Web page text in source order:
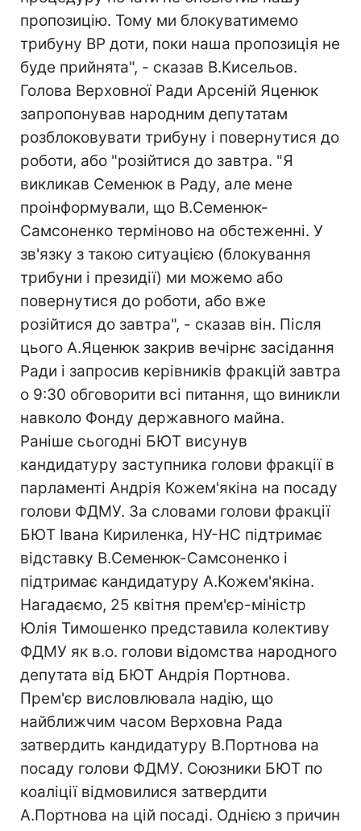
пропозицію. Тому ми блокуватимемо
трибуну ВР доти, поки наша пропозиція не
буде прийнята", - сказав В.Кисельов.
Голова Верховної Ради Арсеній Яценюк
запропонував народним депутатам
розблоковувати трибуну і повернутися до
роботи, або "розійтися до завтра. "Я
викликав Семенюк в Раду, але мене
проінформували, що В.Семенюк-
Самсоненко терміново на обстеженні. У
зв'язку з такою ситуацією (блокування
трибуни і президії) ми можемо або
повернутися до роботи, або вже
розійтися до завтра", - сказав він. Після
цього А.Яценюк закрив вечірнє засідання
Ради і запросив керівників фракцій завтра
о 9:30 обговорити всі питання, що виникли
навколо Фонду державного майна.
Раніше сьогодні БЮТ висунув
кандидатуру заступника голови фракції в
парламенті Андрія Кожем'якіна на посаду
голови ФДМУ. За словами голови фракції
БЮТ Івана Кириленка, НУ-НС підтримає
відставку В.Семенюк-Самсоненко і
підтримає кандидатуру А.Кожем'якіна.
Нагадаємо, 25 квітня прем'єр-міністр
Юлія Тимошенко представила колективу
ФДМУ як в.о. голови відомства народного
депутата від БЮТ Андрія Портнова.
Прем'єр висловлювала надію, що
найближчим часом Верховна Рада
затвердить кандидатуру В.Портнова на
посаду голови ФДМУ. Союзники БЮТ по
коаліції відмовилися затвердити
А.Портнова на цій посаді. Однією з причин